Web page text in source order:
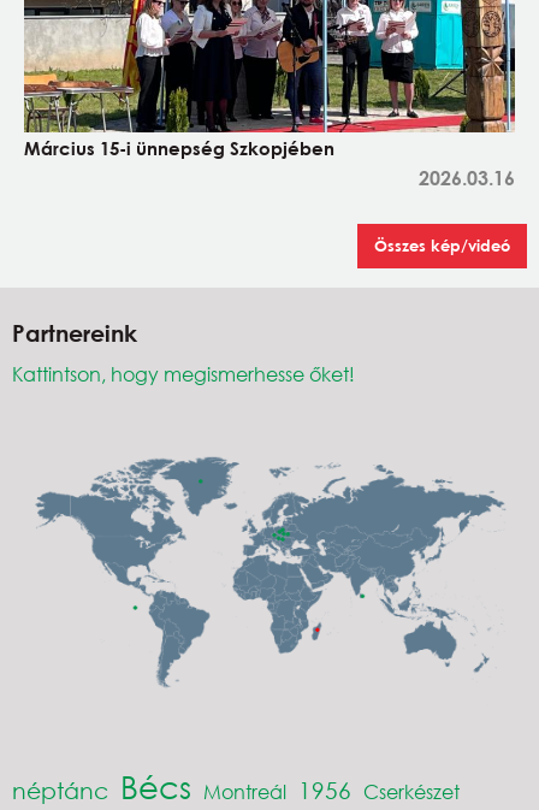
Március 15-i ünnepség Szkopjében
2026.03.16
Összes kép/videó
Partnereink
Kattintson, hogy megismerhesse őket!
néptánc Bécs Montreál 1956 Cserkészet